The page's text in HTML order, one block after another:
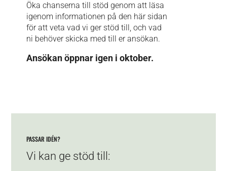
Öka chanserna till stöd genom att läsa
igenom informationen på den här sidan
för att veta vad vi ger stöd till, och vad
ni behöver skicka med till er ansökan.
Ansökan öppnar igen i oktober.
PASSAR IDÉN?
Vi kan ge stöd till: